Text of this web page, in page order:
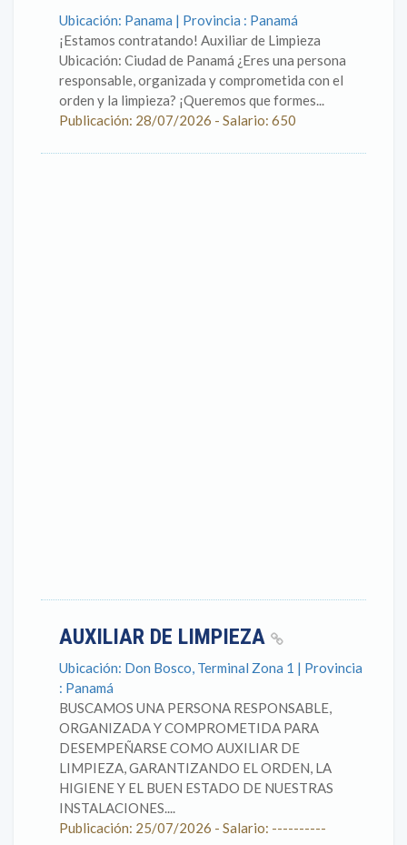
Ubicación: Panama | Provincia : Panamá
¡Estamos contratando! Auxiliar de Limpieza
Ubicación: Ciudad de Panamá ¿Eres una persona
responsable, organizada y comprometida con el
orden y la limpieza? ¡Queremos que formes...
Publicación: 28/07/2026 - Salario: 650
AUXILIAR DE LIMPIEZA
Ubicación: Don Bosco, Terminal Zona 1 | Provincia
: Panamá
BUSCAMOS UNA PERSONA RESPONSABLE,
ORGANIZADA Y COMPROMETIDA PARA
DESEMPEÑARSE COMO AUXILIAR DE
LIMPIEZA, GARANTIZANDO EL ORDEN, LA
HIGIENE Y EL BUEN ESTADO DE NUESTRAS
INSTALACIONES....
Publicación: 25/07/2026 - Salario: ----------